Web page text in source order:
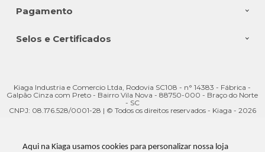
Aqui na Kiaga usamos cookies para personalizar nossa loja
Pagamento
Selos e Certificados
Kiaga Industria e Comercio Ltda, Rodovia SC108 - n° 14383 - Fábrica -
Galpão Cinza com Preto - Bairro Vila Nova - 88750-000 - Braço do Norte
- SC
CNPJ: 08.176.528/0001-28 | © Todos os direitos reservados - Kiaga - 2026